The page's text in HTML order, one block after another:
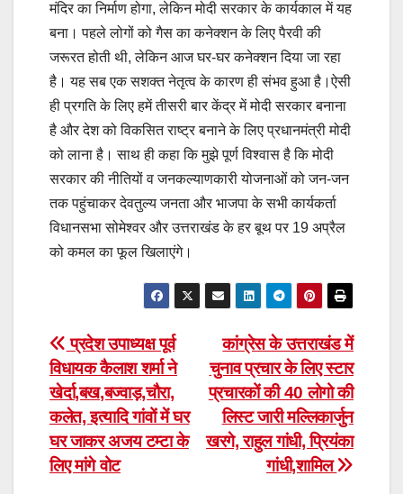
मंदिर का निर्माण होगा, लेकिन मोदी सरकार के कार्यकाल में यह
बना। पहले लोगों को गैस का कनेक्शन के लिए पैरवी की
जरूरत होती थी, लेकिन आज घर-घर कनेक्शन दिया जा रहा
है। यह सब एक सशक्त नेतृत्व के कारण ही संभव हुआ है।ऐसी
ही प्रगति के लिए हमें तीसरी बार केंद्र में मोदी सरकार बनाना
है और देश को विकसित राष्ट्र बनाने के लिए प्रधानमंत्री मोदी
को लाना है। साथ ही कहा कि मुझे पूर्ण विश्वास है कि मोदी
सरकार की नीतियों व जनकल्याणकारी योजनाओं को जन-जन
तक पहुंचाकर देवतुल्य जनता और भाजपा के सभी कार्यकर्ता
विधानसभा सोमेश्वर और उत्तराखंड के हर बूथ पर 19 अप्रैल
को कमल का फूल खिलाएंगे।
Post
navigation
कांग्रेस के उत्तराखंड में
चुनाव प्रचार के लिए स्टार
प्रचारकों की 40 लोगो की
लिस्ट जारी मल्लिकार्जुन
खरगे, राहुल गांधी, प्रियंका
गांधी,शामिल
प्रदेश उपाध्यक्ष पूर्व
विधायक कैलाश शर्मा ने
खेर्दा,बख,बज्वाड़,चौरा,
कलेत, इत्यादि गांवों में घर
घर जाकर अजय टम्टा के
लिए मांगे वोट